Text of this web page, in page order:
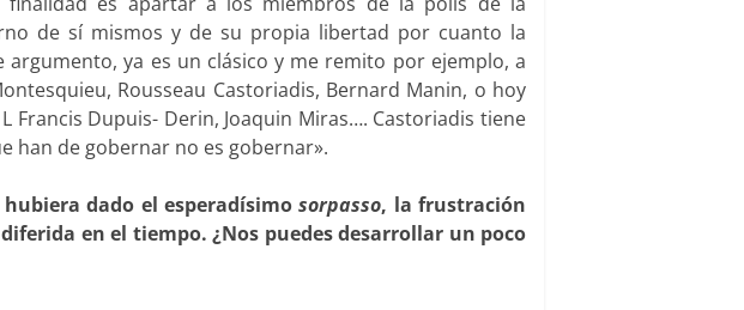
de sí mismos y de su propia libertad por cuanto la
ya es un clásico y me remito por ejemplo, a
Rousseau Castoriadis, Bernard Manin, o hoy
Francis Dupuis- Derin, Joaquin Miras…. Castoriadis tiene
han de gobernar no es gobernar».
dado el esperadísimosorpasso, la frustración
en el tiempo. ¿Nos puedes desarrollar un poco